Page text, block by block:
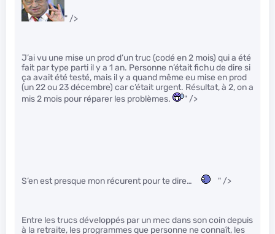
" />
J’ai vu une mise un prod d’un truc (codé en 2 mois) qui a été
fait par type parti il y a 1 an. Personne n’était fichu de dire si
ça avait été testé, mais il y a quand même eu mise en prod
(un 22 ou 23 décembre) car c’était urgent. Résultat, à 2, on a
mis 2 mois pour réparer les problèmes.
" />
S’en est presque mon récurent pour te dire… " />
Entre les trucs développés par un mec dans son coin depuis
à la retraite, les programmes que personne ne connaît, les